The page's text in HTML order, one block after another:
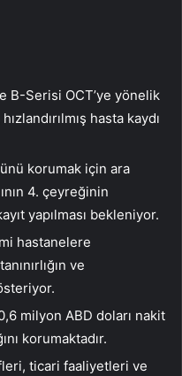
B-Serisi OCT’ye yönelik
hasta kaydı
korumak için ara
4. çeyreğinin
yapılması bekleniyor.
hastanelere
ve
milyon ABD doları nakit
korumaktadır.
ticari faaliyetleri ve